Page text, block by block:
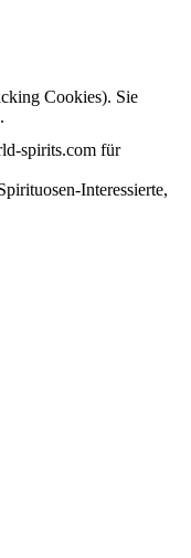
spirits.com für
Interessierte,
Cookies). Sie